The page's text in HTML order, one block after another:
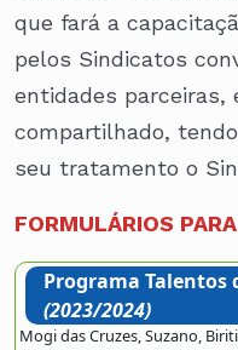
que fará a
pelos Sindicatos
entidades parceiras,
compartilhado,
seu tratamento o
FORMULÁRIOS
Programa Talentos
(2023/2024)
Mogi das Cruzes, Suzano,